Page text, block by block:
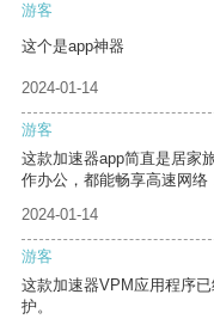
游客
这个是app神器
2024-01-14
游客
这款加速器app简直是居家
作办公，都能畅享高速网络
2024-01-14
游客
这款加速器VPM应用程序
护。